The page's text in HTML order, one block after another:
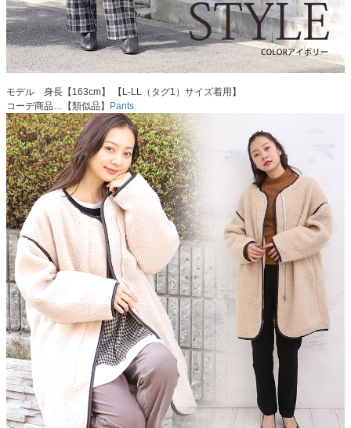
モデル 身長【163cm】 【L-LL（タグ1）サイズ着用】
コーデ商品…【類似品】 Pants